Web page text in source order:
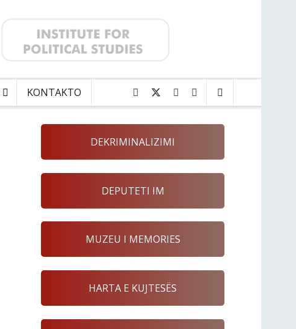
KONTAKTO
DEKRIMINALIZIMI
DEPUTETI IM
MUZEU I MEMORIES
HARTA E KUJTESËS